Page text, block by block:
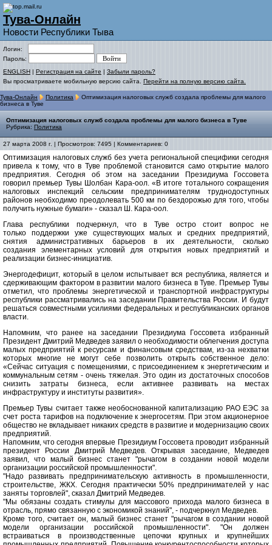
Тува-Онлайн
Новости Республики Тыва
Логин:
Пароль:
ENGLISH | Регистрация на сайте | Забыли пароль?
Вы просматриваете мобильную версию сайта. Перейти на полную версию сайта.
Тува-Онлайн Политика
Оптимизация налоговых служб создала проблемы для малого
бизнеса в Туве
Оптимизация налоговых служб создала проблемы для малого бизнеса в Туве
Рубрика: Политика
27 марта 2008 г. | Просмотров: 7495 | Комментариев: 0
Оптимизация налоговых служб без учета региональной специфики сегодня
привела к тому, что в Туве проблемой становится само открытие малого
предприятия. Сегодня об этом на заседании Президиума Госсовета
говорил премьер Тувы Шолбан Кара-оол. «В итоге тотального сокращения
налоговых инспекций сельским предпринимателям труднодоступных
районов необходимо преодолевать 500 км по бездорожью для того, чтобы
получить нужные бумаги» - сказал Ш. Кара-оол.
Глава республики подчеркнул, что в Туве остро стоит вопрос не
только поддержки уже существующих малых и средних предприятий,
снятия административных барьеров в их деятельности, сколько
создания элементарных условий для открытия новых предприятий и
реализации бизнес-инициатив.
Энергодефицит, который в целом испытывает вся республика, является и
сдерживающим фактором в развитии малого бизнеса в Туве. Премьер Тувы
отметил, что проблемы энергетической и транспортной инфраструктуры
республики рассматривались на заседании Правительства России. И будут
решаться совместными усилиями федеральных и республиканских органов
власти.
Напомним, что ранее на заседании Президиума Госсовета избранный
Президент Дмитрий Медведев заявил о необходимости облегчения доступа
малых предприятий к ресурсам и финансовым средствам, из-за нехватки
которых многие не могут себе позволить открыть собственное дело:
«Сейчас ситуация с помещениями, с присоединением к энергетическим и
коммунальным сетям - очень тяжелая. Это один из достаточных способов
снизить затраты бизнеса, если активнее развивать на местах
инфраструктуру и институты развития».
Премьер Тувы считает также необоснованной капитализацию РАО ЕЭС за
счет роста тарифов на подключение к энергосетям. При этом акционерное
общество не вкладывает никаких средств в развитие и модернизацию своих
предприятий.
Напомним, что сегодня впервые Президиум Госсовета проводит избранный
президент России Дмитрий Медведев. Открывая заседание, Медведев
заявил, что малый бизнес станет "рычагом в создании новой модели
организации российской промышленности".
"Надо развивать предпринимательскую активность в промышленности,
строительстве, ЖКХ. Сегодня практически 50% предпринимателей у нас
заняты торговлей", сказал Дмитрий Медведев.
"Мы обязаны создать стимулы для массового прихода малого бизнеса в
отрасль, прямо связанную с экономикой знаний", - подчеркнул Медведев.
Кроме того, считает он, малый бизнес станет "рычагом в создании новой
модели организации российской промышленности". "Он должен
встраиваться в производственные цепочки крупных и крупнейших